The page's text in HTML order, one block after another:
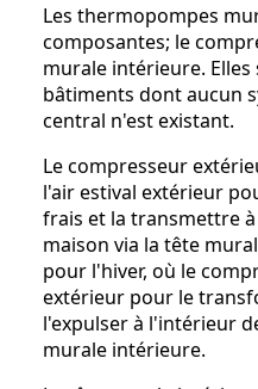
Les thermopompes
composantes; le
murale intérieure.
bâtiments dont aucun
central n'est existant.
Le compresseur
l'air estival extérieur
frais et la transmettre
maison via la tête
pour l'hiver, où le
extérieur pour le
l'expulser à l'intérieur
murale intérieure.